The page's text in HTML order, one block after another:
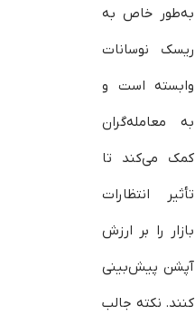
به‌طور خاص به
ریسک نوسانات
وابسته است و
به معامله‌گران
کمک می‌کند تا
تأثیر انتظارات
بازار را بر ارزش
آپشن‌ پیش‌بینی
کنند. نکته جالب